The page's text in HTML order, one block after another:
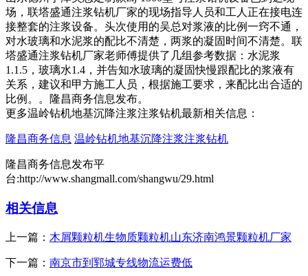
场，联塔盛通注浆钻机厂家的现场指导人员和工人正在接电连
接整套的注浆设备。头次使用的吴总对浆液的比例一窍不通，
对水玻璃和水泥浆的配比不清楚，两浆的凝固时间不清楚。联
塔盛通注浆钻机厂家老师傅提供了几组参考数据：水泥浆
1.1.5，玻璃水1.4，并告知水玻璃的凝固快慢跟配比的浆液有
关系，建议和甲方施工人员，根据施工要求，来配比出合适的
比例。。隆昌商务信息发布。
更多温岭钻机地基沉降注浆注浆钻机最新相关信息：
隆昌商务信息 温岭钻机地基沉降注浆注浆钻机
隆昌商务信息发布平
台:http://www.shangmall.com/shangwu/29.html
相关信息
上一篇： 木屑颗粒机生物质颗粒机山东济南鸿景颗粒机厂家
下一篇： 南京市到郓城专线物流运费低